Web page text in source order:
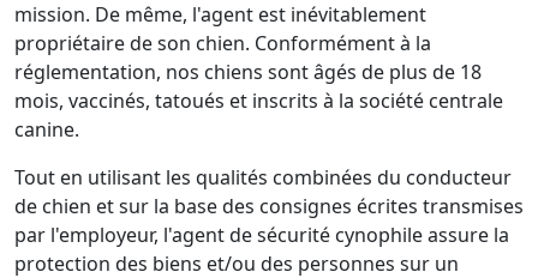
mission. De même, l'agent est inévitablement
propriétaire de son chien. Conformément à la
réglementation, nos chiens sont âgés de plus de 18
mois, vaccinés, tatoués et inscrits à la société centrale
canine.
Tout en utilisant les qualités combinées du conducteur
de chien et sur la base des consignes écrites transmises
par l'employeur, l'agent de sécurité cynophile assure la
protection des biens et/ou des personnes sur un